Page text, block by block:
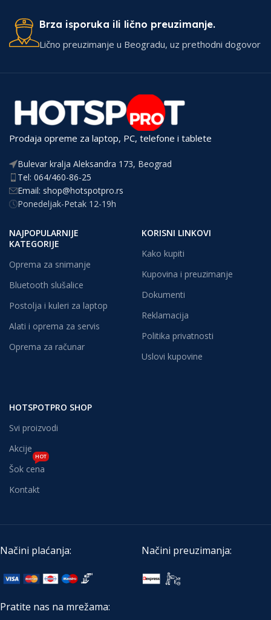
Brza isporuka ili lično preuzimanje.
Lično preuzimanje u Beogradu, uz prethodni dogovor
Prodaja opreme za laptop, PC, telefone i tablete
Bulevar kralja Aleksandra 173, Beograd
Tel: 064/460-86-25
Email: shop@hotspotpro.rs
Ponedeljak-Petak 12-19h
NAJPOPULARNIJE
KATEGORIJE
Oprema za snimanje
Bluetooth slušalice
Postolja i kuleri za laptop
Alati i oprema za servis
Oprema za računar
KORISNI LINKOVI
Kako kupiti
Kupovina i preuzimanje
Dokumenti
Reklamacija
Politika privatnosti
Uslovi kupovine
HOTSPOTPRO SHOP
Svi proizvodi
Akcije
Šok cena
HOT
Kontakt
Načini plaćanja: Načini preuzimanja:
Pratite nas na mrežama: